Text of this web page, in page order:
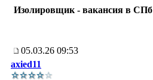
Изолировщик - вакансия в СПб
05.03.26 09:53
axied11